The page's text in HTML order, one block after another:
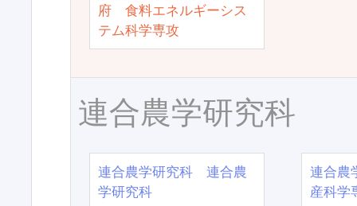
府 食料エネルギーシス
テム科学専攻
連合農学研究科
連合農学研究科 連合農
学研究科
連合農
産科学